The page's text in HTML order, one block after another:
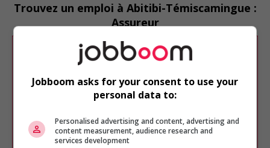
Trouvez un emploi à Abitibi-Témiscamingue :
Assureur
Désolé, cette recherche n'a produit aucun
résultat.
Veuillez faire une nouvelle recherche.
Vous pouvez en tout temps utiliser nos
chercher un poste selon votre profil
d'intérêt en emploi en vousinscrivant
comme membre Jobboom.
Jobboom asks for your consent to use your
personal data to:
Personalised advertising and content, advertising and
content measurement, audience research and
services development